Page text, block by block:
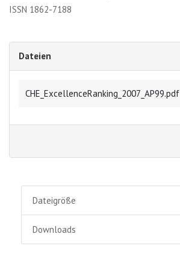
ISSN 1862-7188
Dateien
CHE_ExcellenceRanking_2007_AP99.pdf
Dateigröße
Downloads